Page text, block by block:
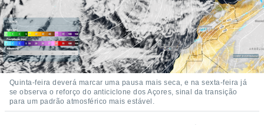
Quinta-feira deverá marcar uma pausa mais seca, e na sexta-feira já
se observa o reforço do anticiclone dos Açores, sinal da transição
para um padrão atmosférico mais estável.